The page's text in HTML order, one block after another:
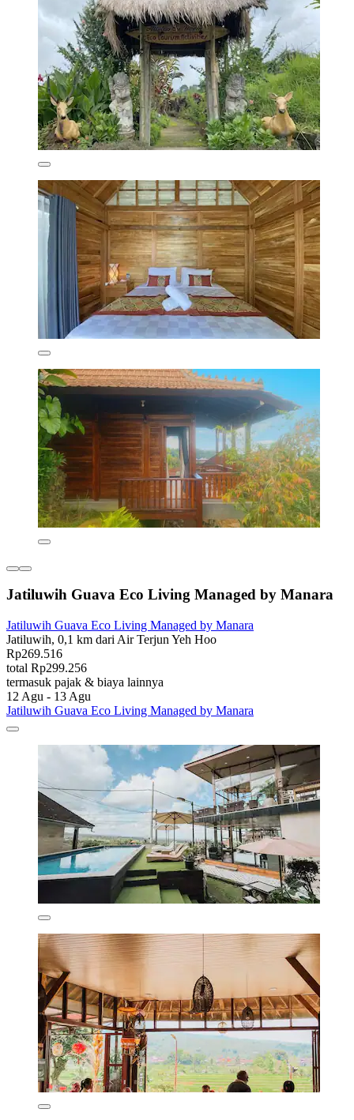
Jatiluwih Guava Eco Living Managed by Manara
Jatiluwih Guava Eco Living Managed by Manara
Jatiluwih, 0,1 km dari Air Terjun Yeh Hoo
Rp269.516
total Rp299.256
termasuk pajak & biaya lainnya
12 Agu - 13 Agu
Jatiluwih Guava Eco Living Managed by Manara